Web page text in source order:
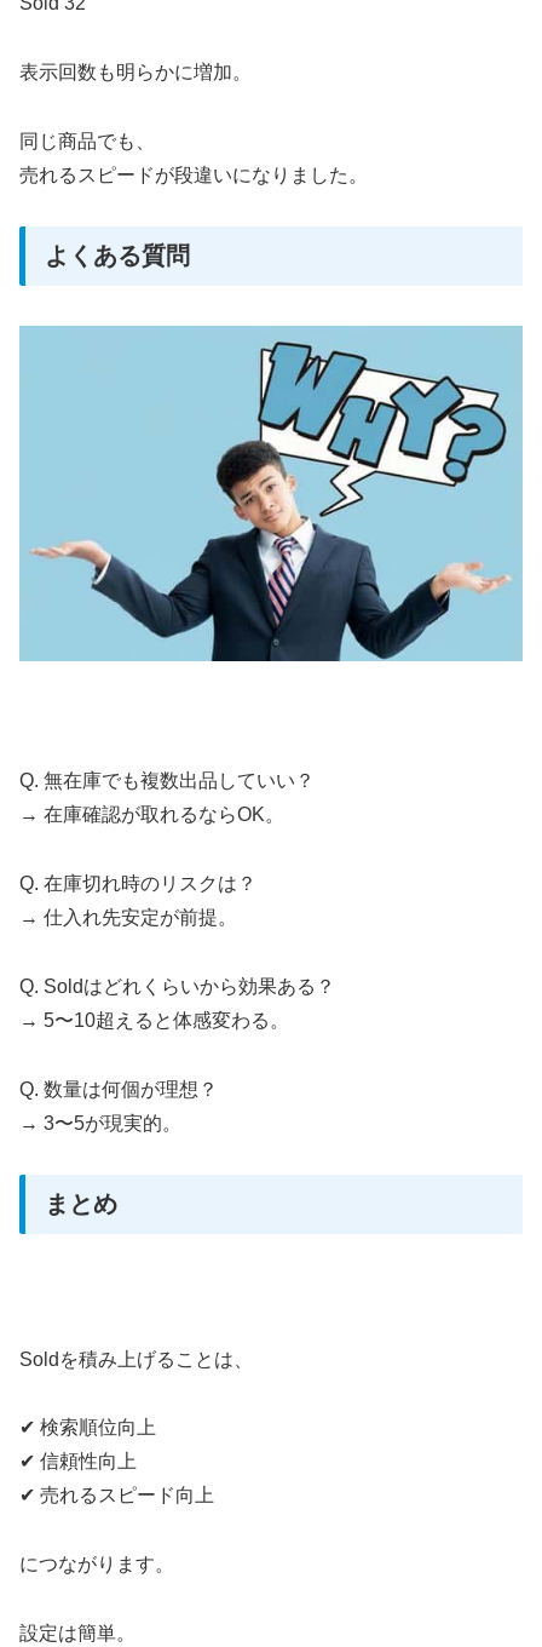
表示回数も明らかに増加。
同じ商品でも、
売れるスピードが段違いになりました。
よくある質問
Q. 無在庫でも複数出品していい？
→ 在庫確認が取れるならOK。
Q. 在庫切れ時のリスクは？
→ 仕入れ先安定が前提。
Q. Soldはどれくらいから効果ある？
→ 5〜10超えると体感変わる。
Q. 数量は何個が理想？
→ 3〜5が現実的。
まとめ
Soldを積み上げることは、
✔ 検索順位向上
✔ 信頼性向上
✔ 売れるスピード向上
につながります。
設定は簡単。